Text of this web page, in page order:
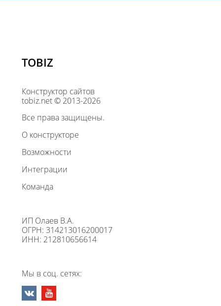
TOBIZ
Конструктор сайтов
tobiz.net © 2013-2026
Все права защищены.
О конструкторе
Возможности
Интеграции
Команда
ИП Олаев В.А.
ОГРН: 314213016200017
ИНН: 212810656614
Мы в соц. сетях: